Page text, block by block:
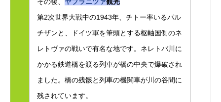
第2次世界大戦中の1943年、チトー率いるパル
チザンと、ドイツ軍を筆頭とする枢軸国側のネ
レトヴァの戦いで有名な地です。ネレトバ川に
かかる鉄道橋を渡る列車が橋の中央で爆破され
ました。橋の残骸と列車の機関車が川の谷間に
残されています。